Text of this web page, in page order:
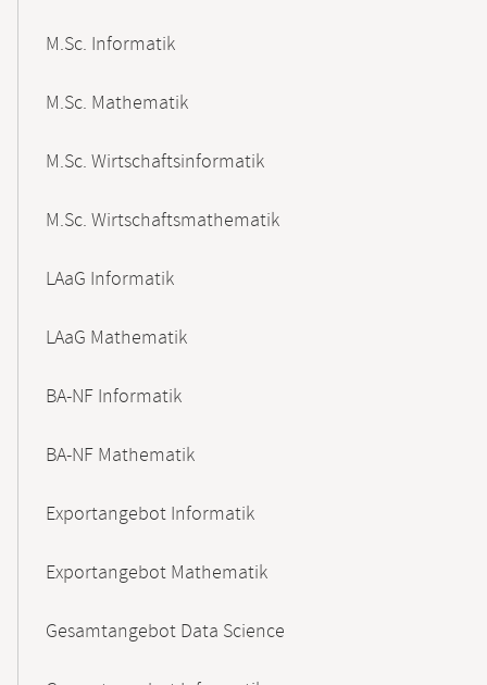
M.Sc. Informatik
M.Sc. Mathematik
M.Sc. Wirtschaftsinformatik
M.Sc. Wirtschaftsmathematik
LAaG Informatik
LAaG Mathematik
BA-NF Informatik
BA-NF Mathematik
Exportangebot Informatik
Exportangebot Mathematik
Gesamtangebot Data Science